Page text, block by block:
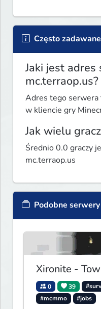
Często
Jaki jest adres
mc.terraop.us?
Adres tego serwera
w kliencie gry
Jak wielu
Średnio 0.0 graczy
mc.terraop.us
Podobne serwery
Xironite -
0 39
#mcmmo
#jobs